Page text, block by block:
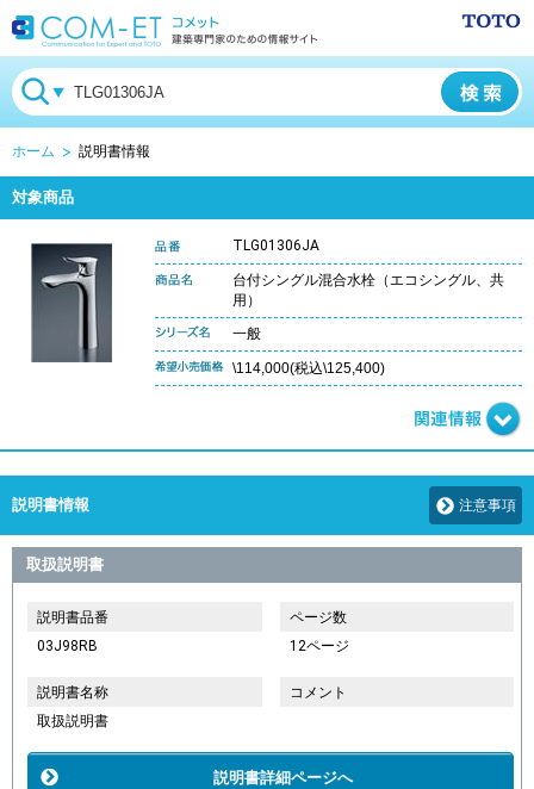
ホーム 説明書情報
対象商品
TLG01306JA
台付シングル混合水栓（エコシングル、共
用）
一般
\114,000(税込\125,400)
説明書情報 注意事項
取扱説明書
説明書品番
03J98RB
ページ数
12ページ
説明書名称
取扱説明書
コメント
説明書詳細ページへ